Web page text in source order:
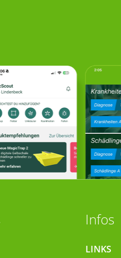
Infos
LINKS